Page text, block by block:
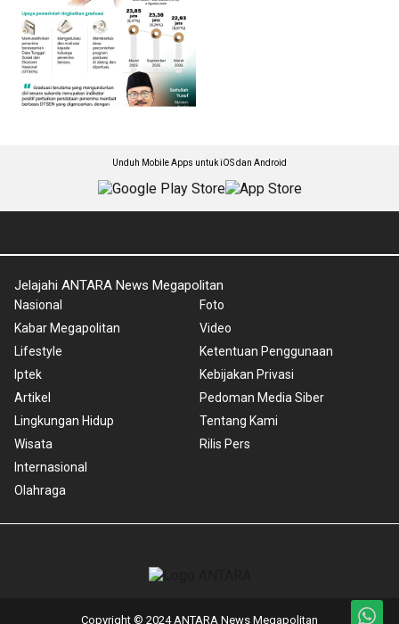
Unduh Mobile Apps untuk iOS dan Android
Jelajahi ANTARA News Megapolitan
Nasional
Kabar Megapolitan
Lifestyle
Iptek
Artikel
Lingkungan Hidup
Wisata
Internasional
Olahraga
Foto
Video
Ketentuan Penggunaan
Kebijakan Privasi
Pedoman Media Siber
Tentang Kami
Rilis Pers
Copyright © 2024 ANTARA News Megapolitan